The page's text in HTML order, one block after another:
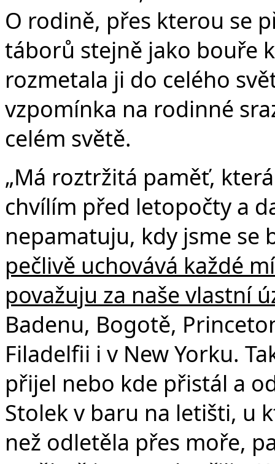
O rodině, přes kterou se
táborů stejně jako bouře
rozmetala ji do celého
vzpomínka na rodinné
celém světě.
„Má roztržitá paměť,
chvílím před letopočty a
nepamatuju, kdy jsme se
pečlivě uchovává každé
považuju za naše vlastní
Badenu, Bogotě,
Filadelfii i v New Yorku.
přijel nebo kde přistál a
Stolek v baru na letišti, u
než odletěla přes moře,